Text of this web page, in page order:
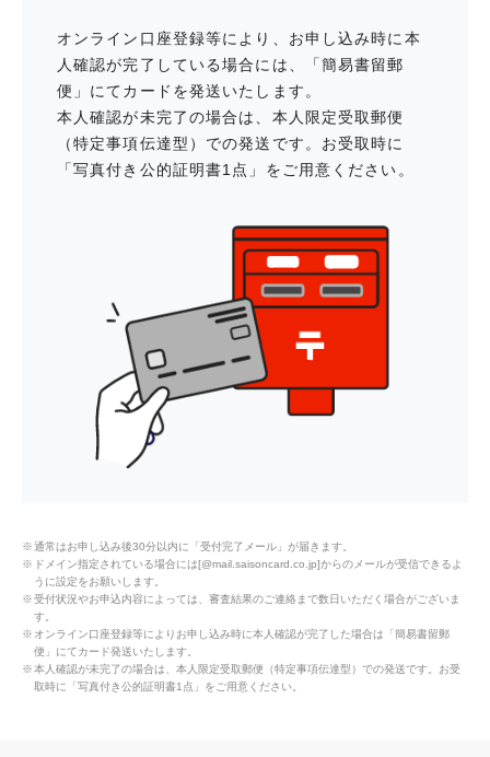
イベントチケットに関するサービス
コンサート、演劇、スポーツ、イベ
ントなどの公演チケットを先行予
約、優待割引などで利用できる
スポーツに関するサービス
全国にあるコナミスポーツクラブお
よび提携施設を特別料金で
憧れの名門コースでプレーできるセ
ゾンプレミアムゴルフサービス
GOLF」ご優待
パーソナルトレーニングジム「RIZA
P」ご優待
オンライン口座登録等により、お申し込み時に本
人確認が完了している場合には、「簡易書留郵
便」にてカードを発送いたします。
本人確認が未完了の場合は、本人限定受取郵便
（特定事項伝達型）での発送です。お受取時に
「写真付き公的証明書1点」をご用意ください。
通常はお申し込み後30分以内に「受付完了メール」が届きます。
ドメイン指定されている場合には[@mail.saisoncard.co.jp]からのメールが受信できるよ
うに設定をお願いします。
受付状況やお申込内容によっては、審査結果のご連絡まで数日いただく場合がございま
す。
オンライン口座登録等によりお申し込み時に本人確認が完了した場合は「簡易書留郵
便」にてカード発送いたします。
本人確認が未完了の場合は、本人限定受取郵便（特定事項伝達型）での発送です。お受
取時に「写真付き公的証明書1点」をご用意ください。